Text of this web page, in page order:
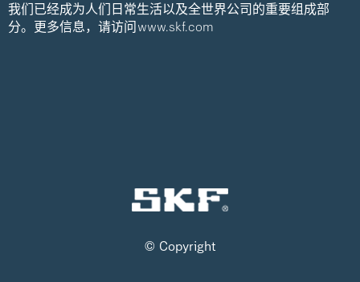
我们已经成为人们日常生活以及全世界公司的重要组成部
分。更多信息，请访问 www.skf.com
© Copyright